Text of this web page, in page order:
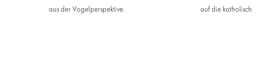
aus der Vogelperspektive.
auf die katholische